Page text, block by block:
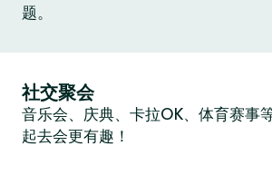
题。
社交聚会
音乐会、庆典、卡拉OK、体育赛事
起去会更有趣！